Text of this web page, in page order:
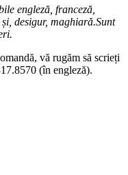
engleză, franceză,
desigur, maghiară.Sunt
vă rugăm să scrieți
(în engleză).